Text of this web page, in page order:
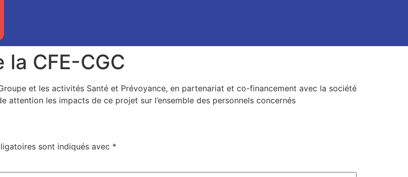
la CFE-CGC
et les activités Santé et Prévoyance, en partenariat et co-financement avec la société
attention les impacts de ce projet sur l’ensemble des personnels concernés
sont indiqués avec *